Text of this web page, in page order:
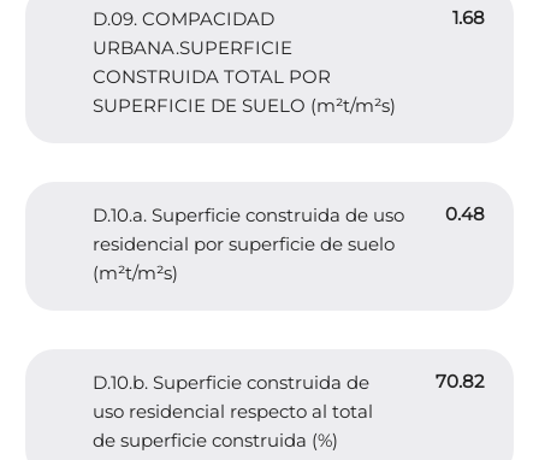
D.09. COMPACIDAD
URBANA.SUPERFICIE
CONSTRUIDA TOTAL POR
SUPERFICIE DE SUELO (m²t/m²s)
1.68
D.10.a. Superficie construida de uso
residencial por superficie de suelo
(m²t/m²s)
0.48
D.10.b. Superficie construida de
uso residencial respecto al total
de superficie construida (%)
70.82